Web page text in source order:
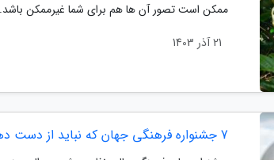
ممکن است تصور آن ها هم برای شما غیرممکن باشد.
21 آذر 1403
7 جشنواره فرهنگی جهان که نباید از دست دهید